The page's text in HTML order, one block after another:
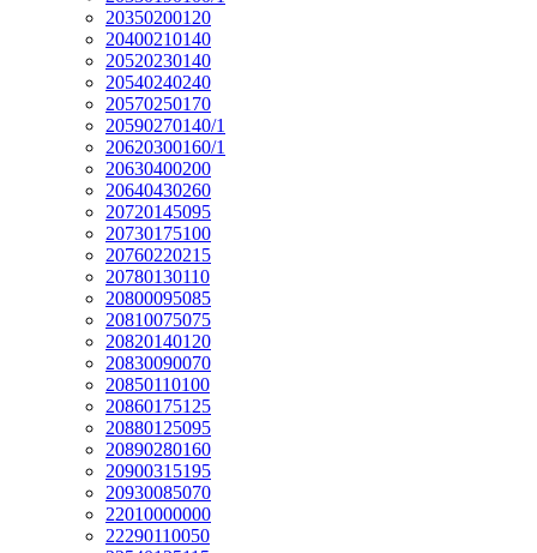
20350200120
20400210140
20520230140
20540240240
20570250170
20590270140/1
20620300160/1
20630400200
20640430260
20720145095
20730175100
20760220215
20780130110
20800095085
20810075075
20820140120
20830090070
20850110100
20860175125
20880125095
20890280160
20900315195
20930085070
22010000000
22290110050